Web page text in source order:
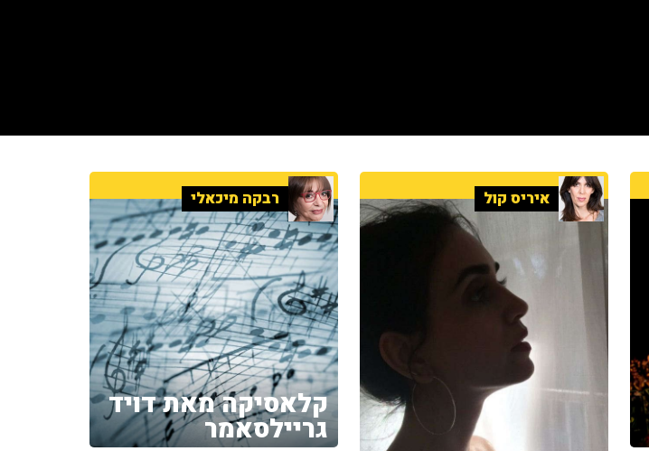
איריס קול רבקה מיכאלי
קלאסיקה מאת דויד
גריילסאמר